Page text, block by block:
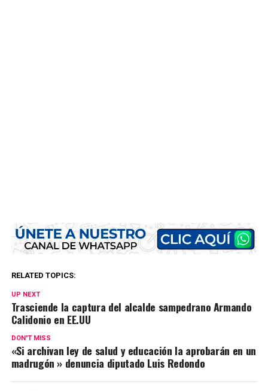
RELATED TOPICS:
UP NEXT
Trasciende la captura del alcalde sampedrano Armando
Calidonio en EE.UU
DON'T MISS
«Si archivan ley de salud y educación la aprobarán en un
madrugón » denuncia diputado Luis Redondo